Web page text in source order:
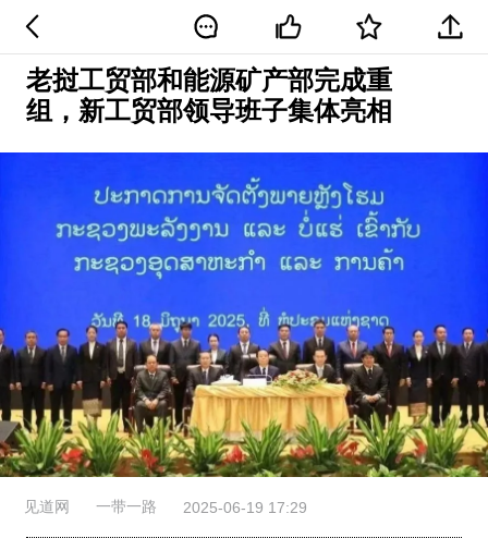
老挝工贸部和能源矿产部完成重
组，新工贸部领导班子集体亮相
见道网 一带一路 2025-06-19 17:29